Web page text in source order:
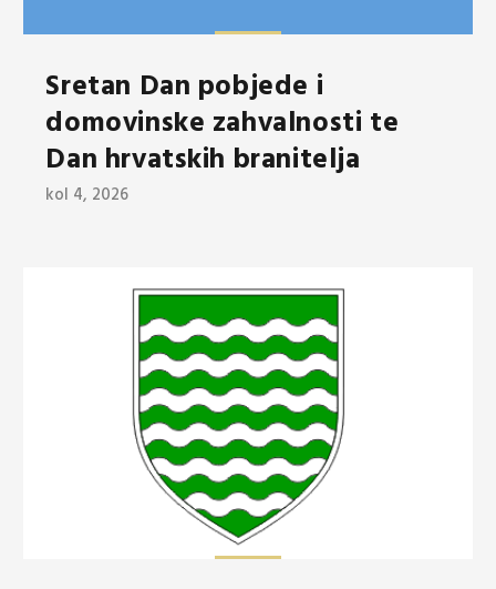
Sretan Dan pobjede i
domovinske zahvalnosti te
Dan hrvatskih branitelja
kol 4, 2026